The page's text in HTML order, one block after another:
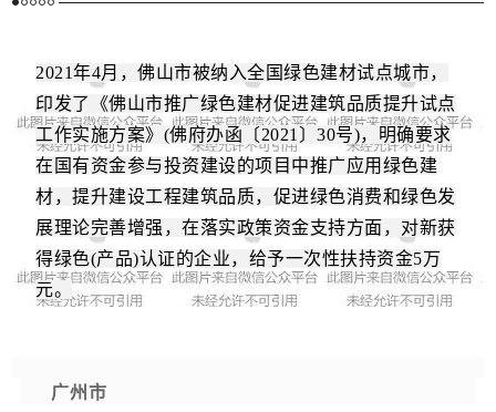
2021年4月，佛山市被纳入全国绿色建材试点城市，
印发了《佛山市推广绿色建材促进建筑品质提升试点
工作实施方案》(佛府办函〔2021〕30号)，明确要求
在国有资金参与投资建设的项目中推广应用绿色建
材，提升建设工程建筑品质，促进绿色消费和绿色发
展理论完善增强，在落实政策资金支持方面，对新获
得绿色(产品)认证的企业，给予一次性扶持资金5万
元。
广州市